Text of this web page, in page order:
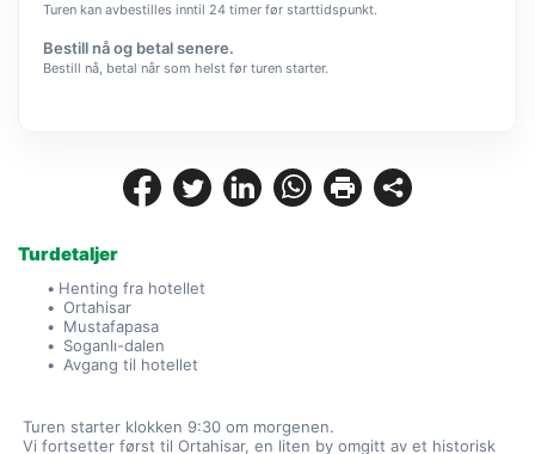
Turdetaljer
Henting fra hotellet
Ortahisar
Mustafapasa
Soganlı-dalen
Avgang til hotellet
Turen starter klokken 9:30 om morgenen.
Turen kan avbestilles inntil 24 timer før starttidspunkt.
Bestill nå og betal senere.
Bestill nå, betal når som helst før turen starter.